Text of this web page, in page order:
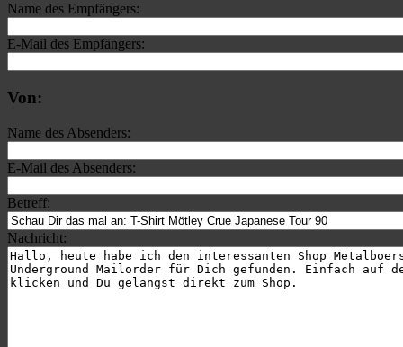
Name des Empfängers:
E-Mail des Empfängers:
Von:
Name des Absenders:
E-Mail des Absenders:
Betreff:
Nachricht: